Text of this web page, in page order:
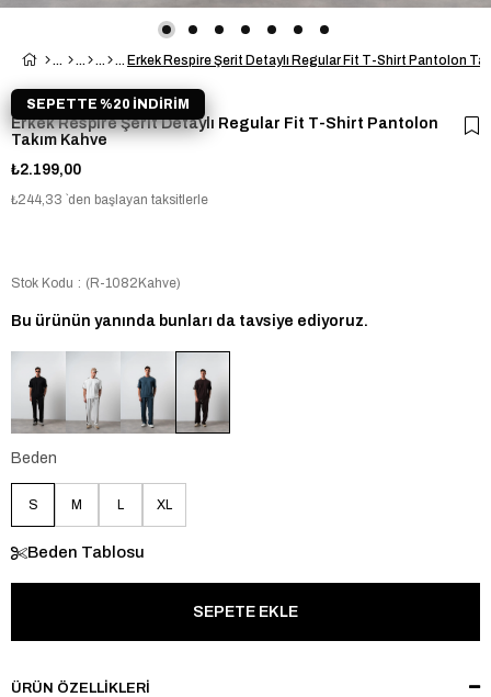
Erkek Respire Şerit Detaylı Regular Fit T-Shirt Pantolon
Erkek Respire Şerit Detaylı Regular Fit T-Shirt Pantolon
Takım Kahve
₺2.199,00
₺244,33 `den başlayan taksitlerle
SEPETTE %20 İNDİRİM
Stok Kodu (R-1082Kahve)
Bu ürünün yanında bunları da tavsiye ediyoruz.
Beden
S M L XL
Beden Tablosu
ÜRÜN ÖZELLIKLERI